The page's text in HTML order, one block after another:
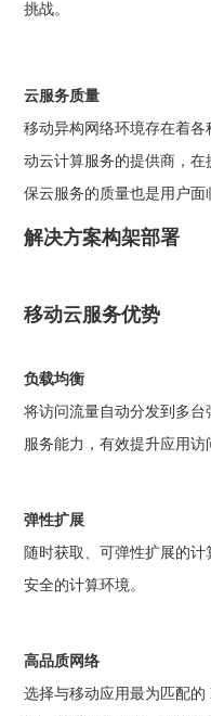
挑战。
云服务质量
移动异构网络环境存在着
动云计算服务的提供商，
保云服务的质量也是用户面
解决方案构架部署
移动云服务优势
负载均衡
将访问流量自动分发到多
服务能力，有效提升应用访
弹性扩展
随时获取、可弹性扩展的
安全的计算环境。
高品质网络
选择与移动应用最为匹配的